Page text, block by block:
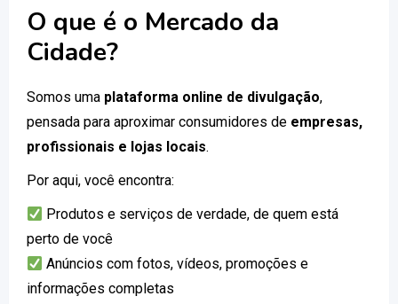
O que é o Mercado da
Cidade?
Somos uma plataforma online de divulgação,
pensada para aproximar consumidores de empresas,
profissionais e lojas locais.
Por aqui, você encontra:
Produtos e serviços de verdade, de quem está
perto de você
Anúncios com fotos, vídeos, promoções e
informações completas